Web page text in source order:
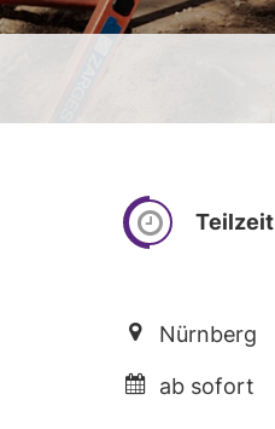
Teilzeit
Nürnberg
ab sofort